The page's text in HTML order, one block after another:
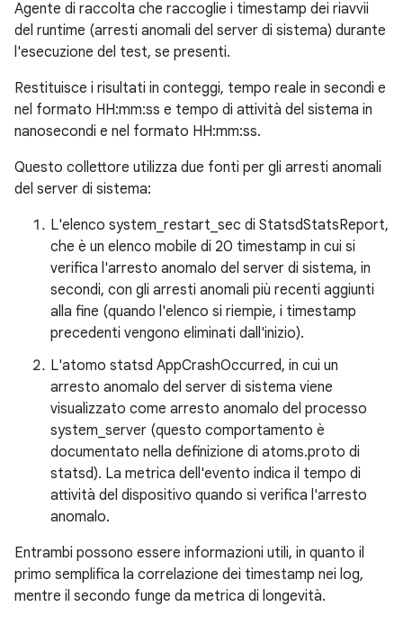
Agente di raccolta che raccoglie i timestamp dei riavvii
del runtime (arresti anomali del server di sistema) durante
l'esecuzione del test, se presenti.
Restituisce i risultati in conteggi, tempo reale in secondi e
nel formato HH:mm:ss e tempo di attività del sistema in
nanosecondi e nel formato HH:mm:ss.
Questo collettore utilizza due fonti per gli arresti anomali
del server di sistema:
L'elenco system_restart_sec di StatsdStatsReport,
che è un elenco mobile di 20 timestamp in cui si
verifica l'arresto anomalo del server di sistema, in
secondi, con gli arresti anomali più recenti aggiunti
alla fine (quando l'elenco si riempie, i timestamp
precedenti vengono eliminati dall'inizio).
L'atomo statsd AppCrashOccurred, in cui un
arresto anomalo del server di sistema viene
visualizzato come arresto anomalo del processo
system_server (questo comportamento è
documentato nella definizione di atoms.proto di
statsd). La metrica dell'evento indica il tempo di
attività del dispositivo quando si verifica l'arresto
anomalo.
Entrambi possono essere informazioni utili, in quanto il
primo semplifica la correlazione dei timestamp nei log,
mentre il secondo funge da metrica di longevità.